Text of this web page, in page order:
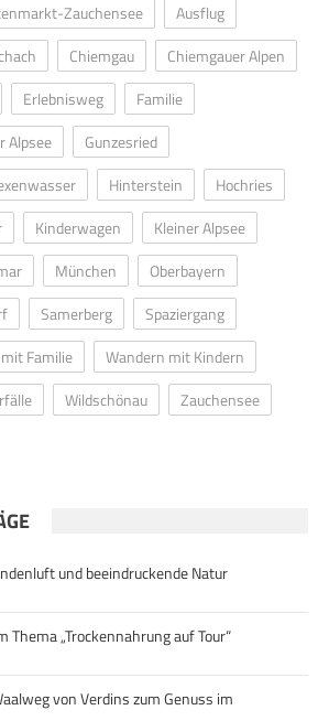
Zauchensee
Ausflug
Chiemgau
Chiemgauer Alpen
Erlebnisweg
Familie
Alpsee
Gunzesried
Hinterstein
Hochries
Kinderwagen
Kleiner Alpsee
München
Oberbayern
Samerberg
Spaziergang
Familie
Wandern mit Kindern
Wildschönau
Zauchensee
und beeindruckende Natur
Thema „Trockennahrung auf Tour“
von Verdins zum Genuss im